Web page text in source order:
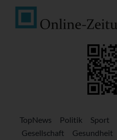
TopNews Politik Sport
Gesellschaft
Gesundheit